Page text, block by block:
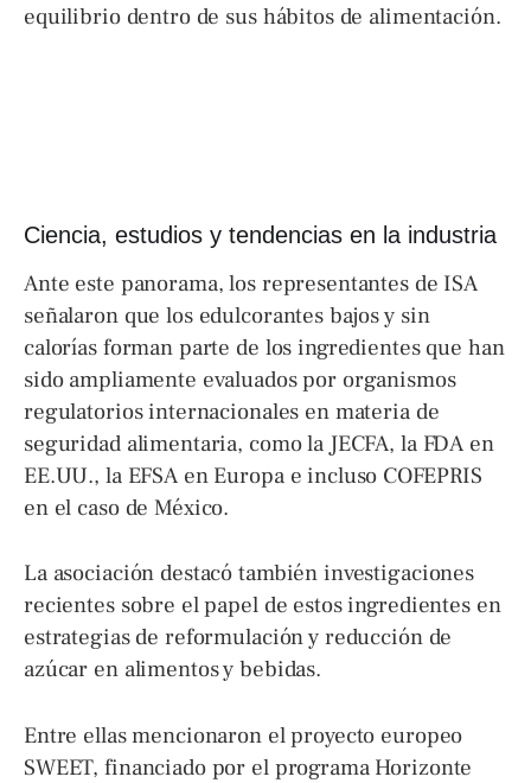
equilibrio dentro de sus hábitos de alimentación.
Ciencia, estudios y tendencias en la industria
Ante este panorama, los representantes de ISA
señalaron que los edulcorantes bajos y sin
calorías forman parte de los ingredientes que han
sido ampliamente evaluados por organismos
regulatorios internacionales en materia de
seguridad alimentaria, como la JECFA, la FDA en
EE.UU., la EFSA en Europa e incluso COFEPRIS
en el caso de México.
La asociación destacó también investigaciones
recientes sobre el papel de estos ingredientes en
estrategias de reformulación y reducción de
azúcar en alimentos y bebidas.
Entre ellas mencionaron el proyecto europeo
SWEET, financiado por el programa Horizonte